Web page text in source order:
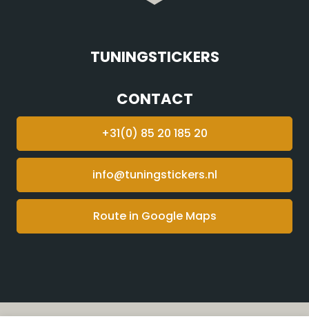
TUNINGSTICKERS
CONTACT
+31(0) 85 20 185 20
info@tuningstickers.nl
Route in Google Maps